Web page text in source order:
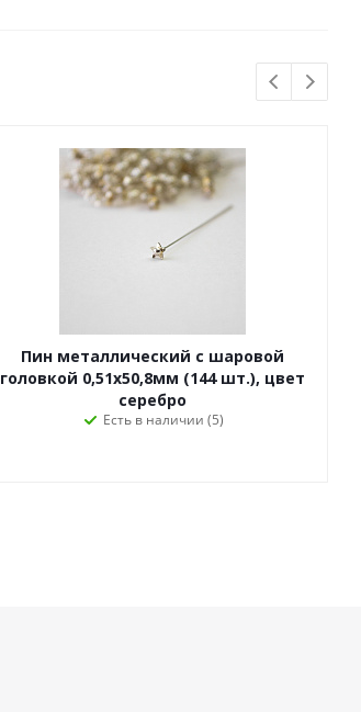
Пин металлический с шаровой
головкой 0,51х50,8мм (144 шт.), цвет
серебро
Есть в наличии (5)